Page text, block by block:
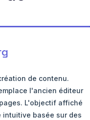
de contenu.
l'ancien éditeur
L'objectif affiché
basée sur des